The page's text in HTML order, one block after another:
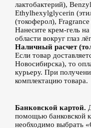
лактобактерий),
Ethylhexylglycerin
(токоферол),
Нанесите крем-гель
области вокруг глаз
Наличный расчет
Если товар
Новосибирска), то
курьеру. При
комплектацию товара.
Банковской картой.
помощью банковской
необходимо выбрать